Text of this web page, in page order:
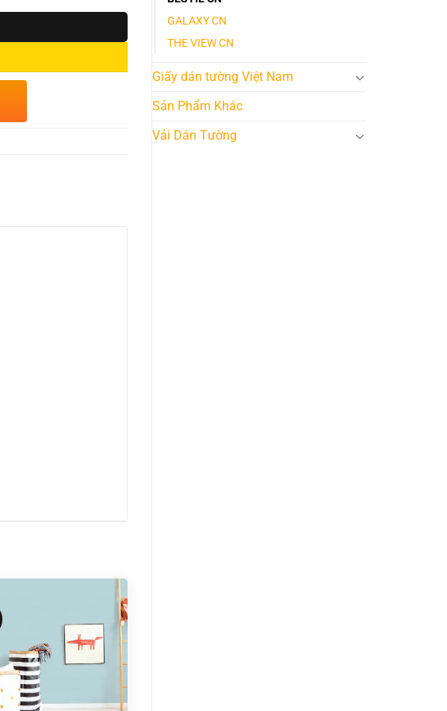
GALAXY CN
THE VIEW CN
Giấy dán tường Việt Nam
Sản Phẩm Khác
Vải Dán Tường